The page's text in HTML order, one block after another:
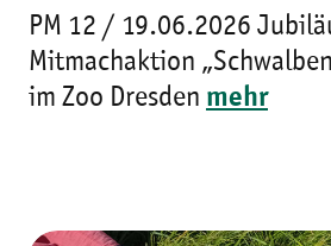
PM 12 / 19.06.2026
Mitmachaktion
im Zoo Dresden mehr